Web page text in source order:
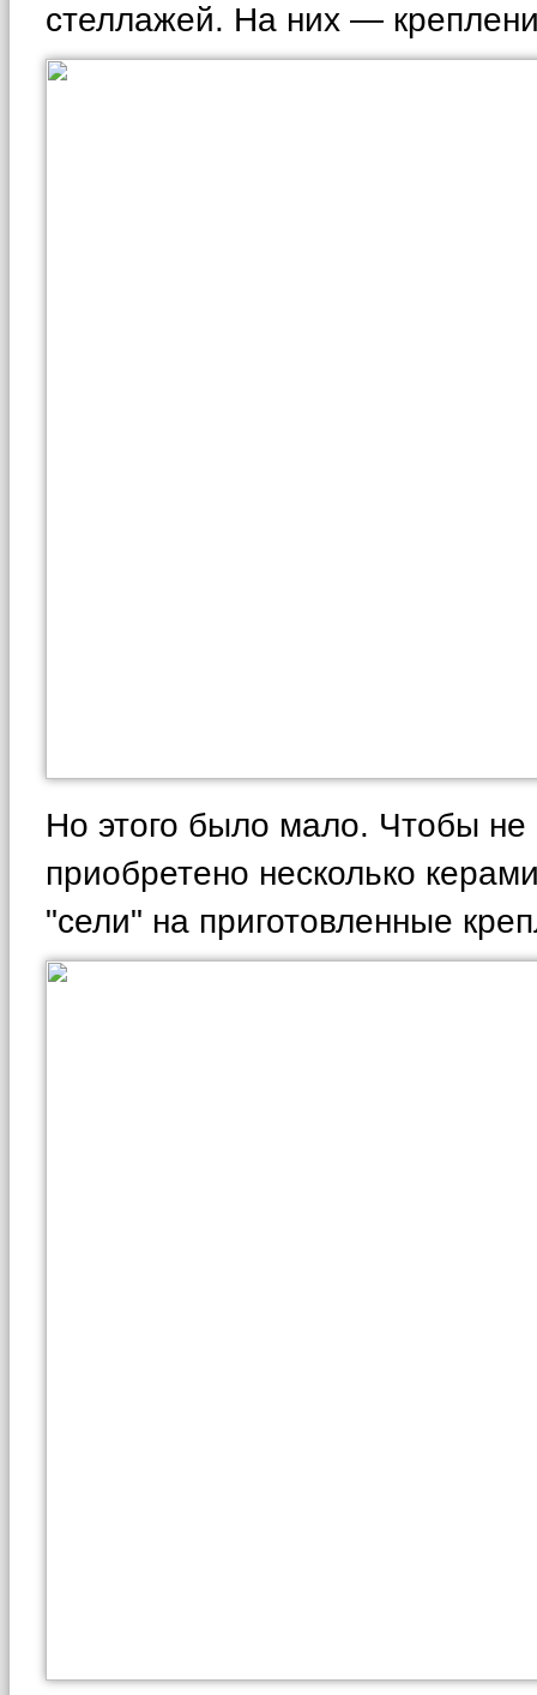
стеллажей. На них —
Но этого было мало. Чтобы
приобретено несколько
"сели" на приготовленные